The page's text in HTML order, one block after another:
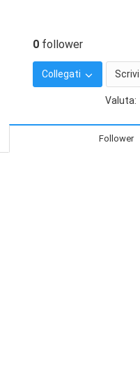
0 follower
Collegati Scrivi
Valuta:
Follower